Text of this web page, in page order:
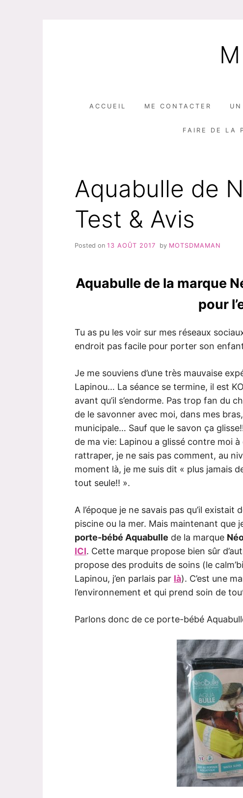
ACCUEIL ME CONTACTER
FAIRE DE LA
Aquabulle de
Test & Avis
Posted on 13 AOÛT 2017 by MOTSDMAMAN
Aquabulle de la marque
pour
Tu as pu les voir sur mes réseaux
endroit pas facile pour porter son enfant,
Je me souviens d’une très mauvaise
Lapinou… La séance se termine, il est
avant qu’il s’endorme. Pas trop fan du
de le savonner avec moi, dans mes
municipale… Sauf que le savon ça
de ma vie: Lapinou a glissé contre moi à
rattraper, je ne sais pas comment, au
moment là, je me suis dit « plus jamais
tout seule!! ».
A l’époque je ne savais pas qu’il
piscine ou la mer. Mais maintenant que
porte-bébé Aquabulle de la marque
ICI. Cette marque propose bien sûr
propose des produits de soins (le
Lapinou, j’en parlais par là). C’est une
l’environnement et qui prend soin de
Parlons donc de ce porte-bébé